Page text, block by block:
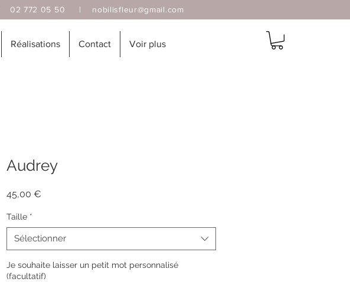
| 02 772 05 50 | nobilisfleur@gmail.com
Réalisations Contact Voir plus
Audrey
45,00 €
Taille *
Sélectionner
Je souhaite laisser un petit mot personnalisé
(facultatif)